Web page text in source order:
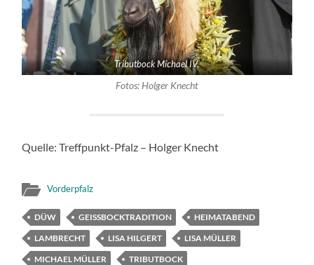
Tributbock Michael IV.
Fotos: Holger Knecht
Quelle: Treffpunkt-Pfalz – Holger Knecht
Vorderpfalz
DÜW GEISSBOCKTRADITION
HEIMATABEND
LAMBRECHT
LISA HILGERT
LISA MÜLLER
MICHAEL MÜLLER
TRIBUTBOCK